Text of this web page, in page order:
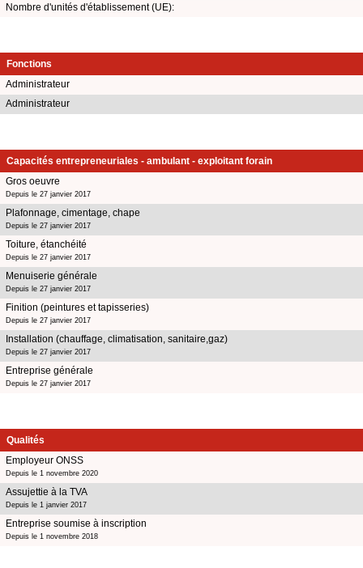
Nombre d'unités d'établissement (UE):
Fonctions
Administrateur
Administrateur
Capacités entrepreneuriales - ambulant - exploitant forain
Gros oeuvre
Depuis le 27 janvier 2017
Plafonnage, cimentage, chape
Depuis le 27 janvier 2017
Toiture, étanchéité
Depuis le 27 janvier 2017
Menuiserie générale
Depuis le 27 janvier 2017
Finition (peintures et tapisseries)
Depuis le 27 janvier 2017
Installation (chauffage, climatisation, sanitaire,gaz)
Depuis le 27 janvier 2017
Entreprise générale
Depuis le 27 janvier 2017
Qualités
Employeur ONSS
Depuis le 1 novembre 2020
Assujettie à la TVA
Depuis le 1 janvier 2017
Entreprise soumise à inscription
Depuis le 1 novembre 2018